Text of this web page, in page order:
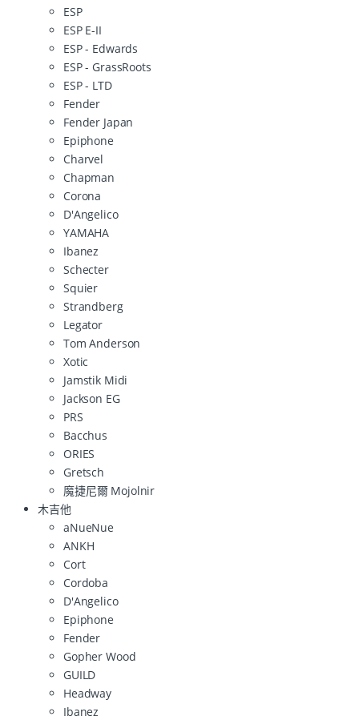
ESP
ESP E-II
ESP - Edwards
ESP - GrassRoots
ESP - LTD
Fender
Fender Japan
Epiphone
Charvel
Chapman
Corona
D'Angelico
YAMAHA
Ibanez
Schecter
Squier
Strandberg
Legator
Tom Anderson
Xotic
Jamstik Midi
Jackson EG
PRS
Bacchus
ORIES
Gretsch
魔捷尼爾 Mojolnir
木吉他
aNueNue
ANKH
Cort
Cordoba
D'Angelico
Epiphone
Fender
Gopher Wood
GUILD
Headway
Ibanez